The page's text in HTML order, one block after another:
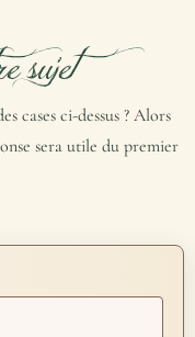
sujet
cases ci-dessus ? Alors
sera utile du premier